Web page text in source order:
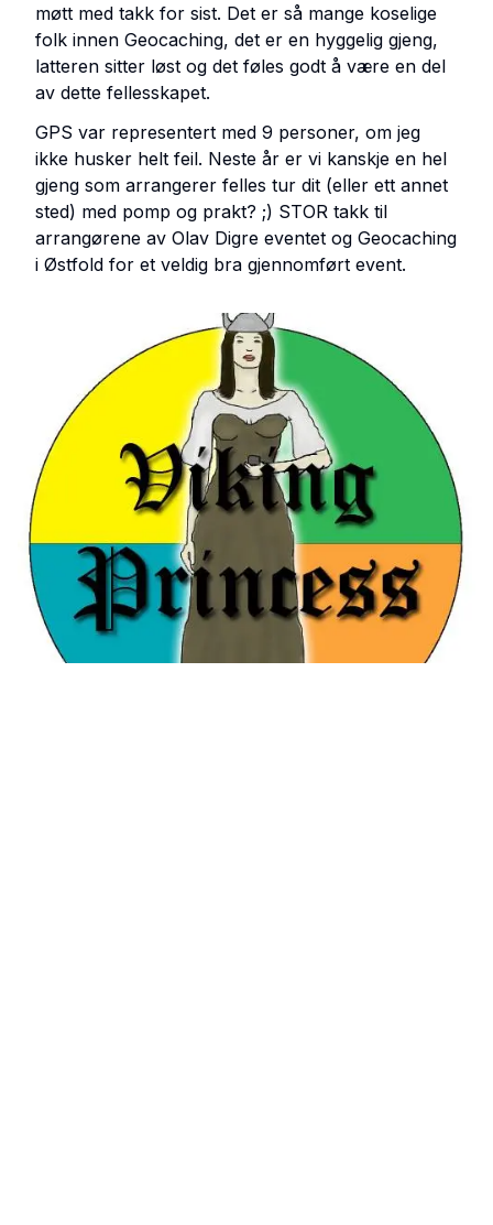
møtt med takk for sist. Det er så mange koselige
folk innen Geocaching, det er en hyggelig gjeng,
latteren sitter løst og det føles godt å være en del
av dette fellesskapet.
GPS var representert med 9 personer, om jeg
ikke husker helt feil. Neste år er vi kanskje en hel
gjeng som arrangerer felles tur dit (eller ett annet
sted) med pomp og prakt? ;) STOR takk til
arrangørene av Olav Digre eventet og Geocaching
i Østfold for et veldig bra gjennomført event.